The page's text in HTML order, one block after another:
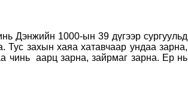
Дэнжийн 1000-ын 39 дүгээр сургуульд
Тус захын хаяа хатавчаар ундаа зарна,
чинь аарц зарна, зайрмаг зарна. Ер нь